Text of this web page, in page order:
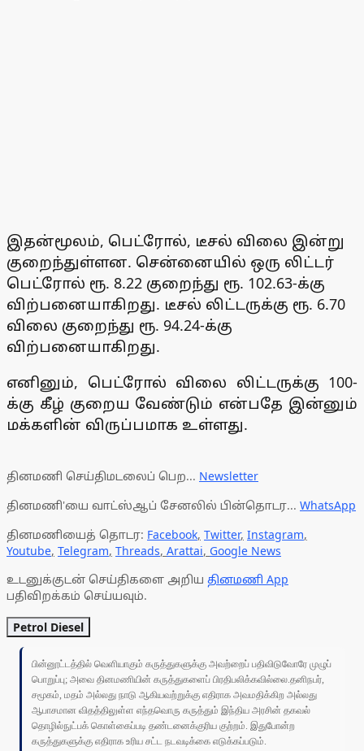
இதன்மூலம், பெட்ரோல், டீசல் விலை இன்று
குறைந்துள்ளன. சென்னையில் ஒரு லிட்டர்
பெட்ரோல் ரூ. 8.22 குறைந்து ரூ. 102.63-க்கு
விற்பனையாகிறது. டீசல் லிட்டருக்கு ரூ. 6.70
விலை குறைந்து ரூ. 94.24-க்கு
விற்பனையாகிறது.
எனினும், பெட்ரோல் விலை லிட்டருக்கு 100-
க்கு கீழ் குறைய வேண்டும் என்பதே இன்னும்
மக்களின் விருப்பமாக உள்ளது.
தினமணி செய்திமடலைப் பெற... Newsletter
தினமணி'யை வாட்ஸ்ஆப் சேனலில் பின்தொடர... WhatsApp
தினமணியைத் தொடர: Facebook, Twitter, Instagram,
Youtube, Telegram, Threads, Arattai, Google News
உடனுக்குடன் செய்திகளை அறிய தினமணி App
பதிவிறக்கம் செய்யவும்.
Petrol Diesel
பின்னூட்டத்தில் வெளியாகும் கருத்துகளுக்கு அவற்றைப் பதிவிடுவோரே முழுப்
பொறுப்பு; அவை தினமணியின் கருத்துகளைப் பிரதிபலிக்கவில்லை.தனிநபர்,
சமூகம், மதம் அல்லது நாடு ஆகியவற்றுக்கு எதிராக அவமதிக்கிற அல்லது
ஆபாசமான விதத்திலுள்ள எந்தவொரு கருத்தும் இந்திய அரசின் தகவல்
தொழில்நுட்பக் கொள்கைப்படி தண்டனைக்குரிய குற்றம். இதுபோன்ற
கருத்துகளுக்கு எதிராக உரிய சட்ட நடவடிக்கை எடுக்கப்படும்.